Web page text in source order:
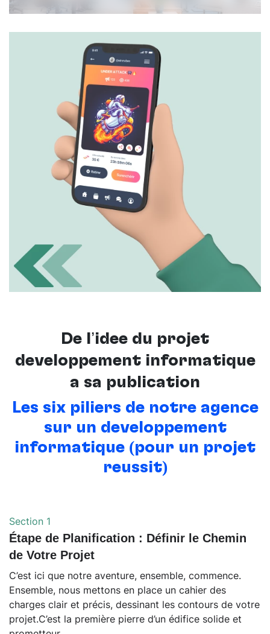
De l’idée du projet
développement informatique
à sa publication
Les six piliers de notre agence
sur un développement
informatique (pour un projet
réussit)
Section 1
Étape de Planification : Définir le Chemin
de Votre Projet
C’est ici que notre aventure, ensemble, commence.
Ensemble, nous mettons en place un cahier des
charges clair et précis, dessinant les contours de votre
projet.C’est la première pierre d’un édifice solide et